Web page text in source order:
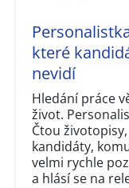
které
nevidí
Hledání práce
život.
Čtou
kandidáty,
velmi rychle
a hlásí se na